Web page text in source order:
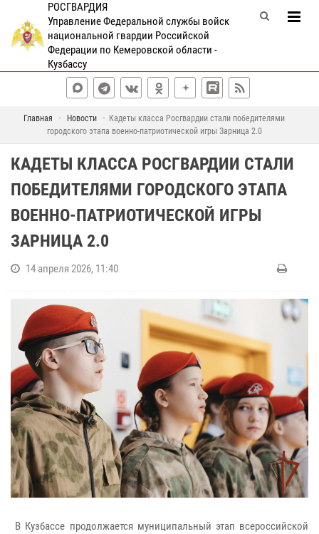
РОСГВАРДИЯ
Управление Федеральной службы войск
национальной гвардии Российской
Федерации по Кемеровской области -
Кузбассу
Главная Новости
Кадеты класса Росгвардии стали победителями
городского этапа военно-патриотической игры Зарница 2.0
КАДЕТЫ КЛАССА РОСГВАРДИИ СТАЛИ
ПОБЕДИТЕЛЯМИ ГОРОДСКОГО ЭТАПА
ВОЕННО-ПАТРИОТИЧЕСКОЙ ИГРЫ
ЗАРНИЦА 2.0
14 апреля 2026, 11:40
В Кузбассе продолжается муниципальный этап всероссийской